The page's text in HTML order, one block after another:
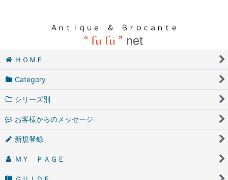
ＨＯＭＥ
Category
シリーズ別
お客様からのメッセージ
新規登録
ＭＹ ＰＡＧＥ